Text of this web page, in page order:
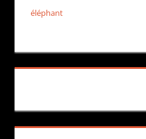
éléphant